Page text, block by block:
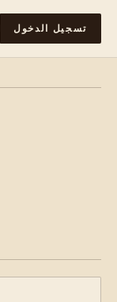
تسجيل الدخول